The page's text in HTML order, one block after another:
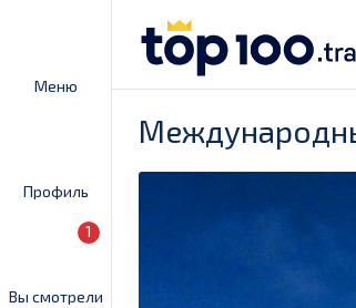
Меню
Профиль
Вы смотрели
1